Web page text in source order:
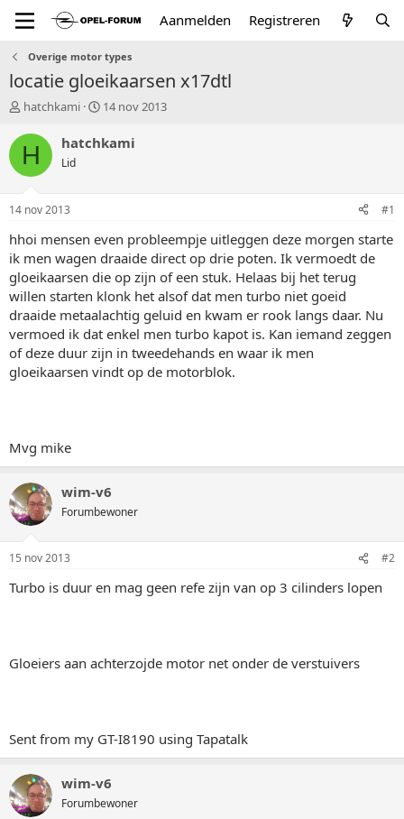
Aanmelden Registreren
Overige motor types
locatie gloeikaarsen x17dtl
T
p
a
r
e
r
hatchkami
S
a
u
m
14 nov 2013
H hatchkami
Lid
14 nov 2013 #1
hhoi mensen even probleempje uitleggen deze morgen starte
ik men wagen draaide direct op drie poten. Ik vermoedt de
gloeikaarsen die op zijn of een stuk. Helaas bij het terug
willen starten klonk het alsof dat men turbo niet goeid
draaide metaalachtig geluid en kwam er rook langs daar. Nu
vermoed ik dat enkel men turbo kapot is. Kan iemand zeggen
of deze duur zijn in tweedehands en waar ik men
gloeikaarsen vindt op de motorblok.
Mvg mike
wim-v6
Forumbewoner
15 nov 2013 #2
Turbo is duur en mag geen refe zijn van op 3 cilinders lopen
Gloeiers aan achterzojde motor net onder de verstuivers
Sent from my GT-I8190 using Tapatalk
wim-v6
Forumbewoner